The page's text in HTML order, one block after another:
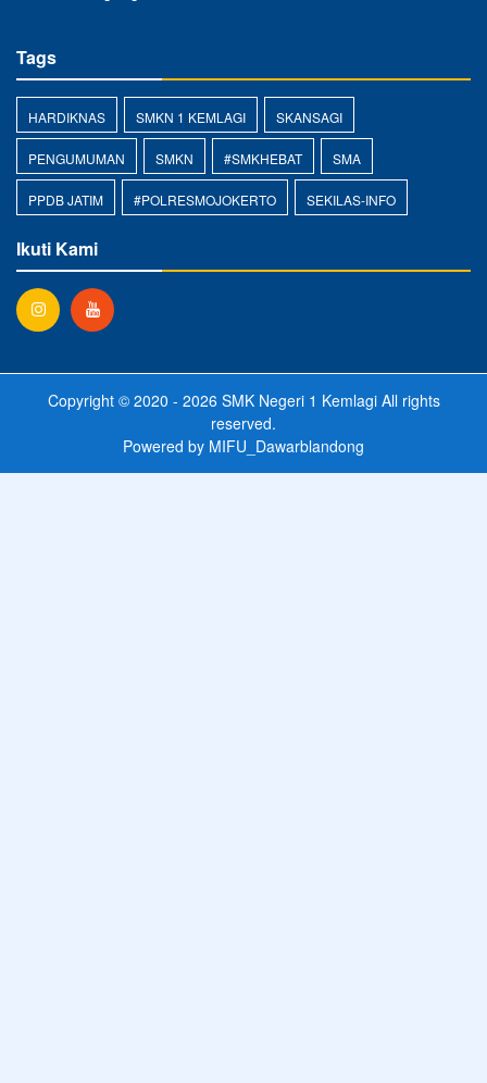
Tags
HARDIKNAS SMKN 1 KEMLAGI SKANSAGI
PENGUMUMAN SMKN #SMKHEBAT SMA
PPDB JATIM #POLRESMOJOKERTO SEKILAS-INFO
Ikuti Kami
Copyright © 2020 - 2026 SMK Negeri 1 KemlagiAll rights
reserved.
Powered by MIFU_Dawarblandong